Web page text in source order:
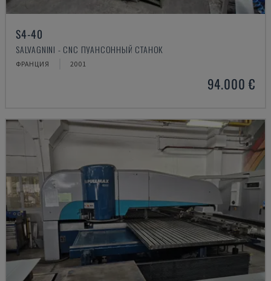
S4-40
SALVAGNINI - CNC ПУАНСОННЫЙ СТАНОК
ФРАНЦИЯ 2001
94.000 €